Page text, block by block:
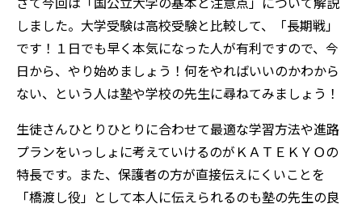
しました。大学受験は高校受験と比較して、「長期戦」
です！１日でも早く本気になった人が有利ですので、今
日から、やり始めましょう！何をやればいいのかわから
ない、という人は塾や学校の先生に尋ねてみましょう！
生徒さんひとりひとりに合わせて最適な学習方法や進路
プランをいっしょに考えていけるのがＫＡＴＥＫＹＯの
特長です。また、保護者の方が直接伝えにくいことを
「橋渡し役」として本人に伝えられるのも塾の先生の良